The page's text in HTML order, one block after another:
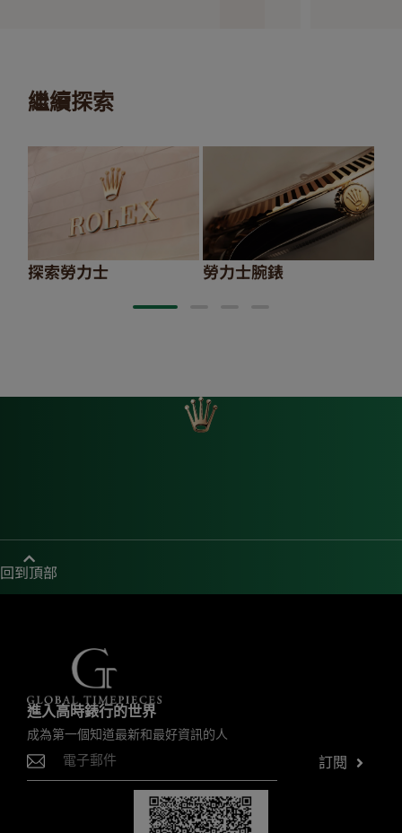
繼續探索
探索勞力士 勞力士腕錶
回到頂部
進入高時錶行的世界
成為第一個知道最新和最好資訊的人
訂閱